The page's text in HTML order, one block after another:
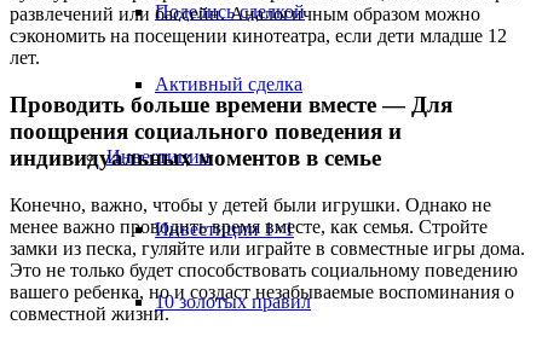
Поделись сделкой
Активный сделка
Инвестиции
Инвестиции 1×1
10 золотых правил
развлечений или бассейн. Аналогичным образом можно
сэкономить на посещении кинотеатра, если дети младше 12
лет.
Проводить больше времени вместе — Для
поощрения социального поведения и
индивидуальных моментов в семье
Конечно, важно, чтобы у детей были игрушки. Однако не
менее важно проводить время вместе, как семья. Стройте
замки из песка, гуляйте или играйте в совместные игры дома.
Это не только будет способствовать социальному поведению
вашего ребенка, но и создаст незабываемые воспоминания о
совместной жизни.